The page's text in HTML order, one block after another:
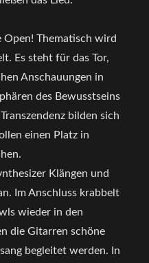
Open! Thematisch wird
Es steht für das Tor,
Anschauungen in
des Bewusstseins
bilden sich
einen Platz in
Klängen und
Im Anschluss krabbelt
wieder in den
die Gitarren schöne
begleitet werden. In